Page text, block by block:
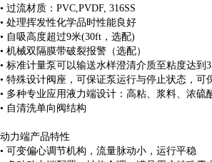
• 过流材质：PVC,PVDF, 316SS
• 处理挥发性化学品时性能良好
• 自吸高度超过9米(30ft，选配)
• 机械双隔膜带破裂报警（选配）
• 标准计量泵可以输送水样澄清介质至粘度达到
• 特殊设计阀座，可保证泵运行与停止状态，可
• 多种专业应用液力端设计：高粘、浆料、浓硫
• 自清洗单向阀结构
动力端产品特性
• 可变偏心调节机构，流量脉动小，运行平稳